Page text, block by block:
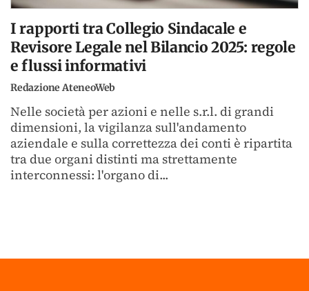
I rapporti tra Collegio Sindacale e
Revisore Legale nel Bilancio 2025: regole
e flussi informativi
Redazione AteneoWeb
Nelle società per azioni e nelle s.r.l. di grandi
dimensioni, la vigilanza sull'andamento
aziendale e sulla correttezza dei conti è ripartita
tra due organi distinti ma strettamente
interconnessi: l'organo di...